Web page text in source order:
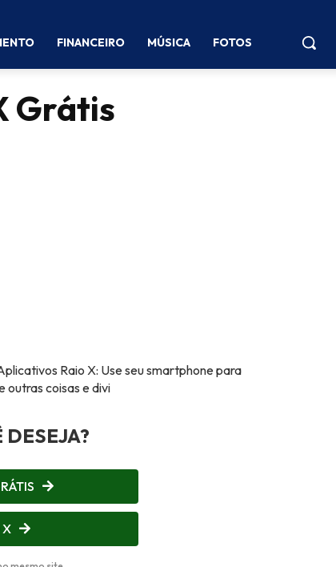
FINANCEIRO MÚSICA FOTOS
Grátis
Raio X: Use seu smartphone para
outras coisas e divi
DESEJA?
X